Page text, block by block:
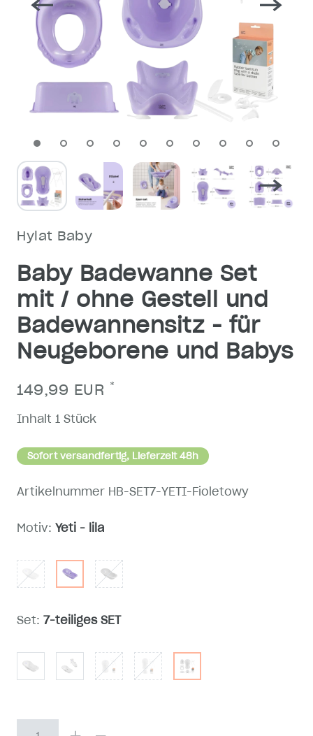
Hylat Baby
Baby Badewanne Set
mit / ohne Gestell und
Badewannensitz - für
Neugeborene und Babys
149,99 EUR *
Inhalt 1 Stück
Sofort versandfertig, Lieferzeit 48h
Artikelnummer HB-SET7-YETI-Fioletowy
Motiv: Yeti - lila
Set: 7-teiliges SET